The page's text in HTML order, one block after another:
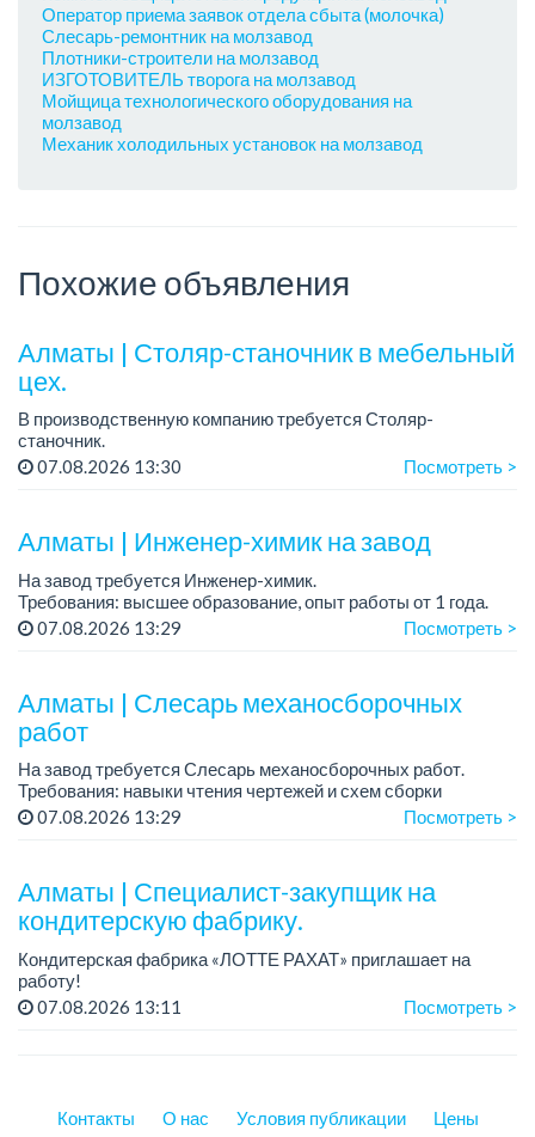
Оператор приема заявок отдела сбыта (молочка)
Слесарь-ремонтник на молзавод
Плотники-строители на молзавод
ИЗГОТОВИТЕЛЬ творога на молзавод
Мойщица технологического оборудования на
молзавод
Механик холодильных установок на молзавод
Похожие объявления
Алматы | Столяр-станочник в мебельный
цех.
В производственную компанию требуется Столяр-
станочник.
График работы: 5/2, с 08.00 до 18.00.
07.08.2026 13:30 Посмотреть >
Алматы | Инженер-химик на завод
На завод требуется Инженер-химик.
Требования: высшее образование, опыт работы от 1 года.
График работы: 5/2, пятидневка.
07.08.2026 13:29 Посмотреть >
Алматы | Слесарь механосборочных
работ
На завод требуется Слесарь механосборочных работ.
Требования: навыки чтения чертежей и схем сборки
конструкций....
07.08.2026 13:29 Посмотреть >
Алматы | Специалист-закупщик на
кондитерскую фабрику.
Кондитерская фабрика «ЛОТТЕ РАХАТ» приглашает на
работу!
Зарплата: до 275 000 тенге.
07.08.2026 13:11 Посмотреть >
Контакты О нас Условия публикации Цены